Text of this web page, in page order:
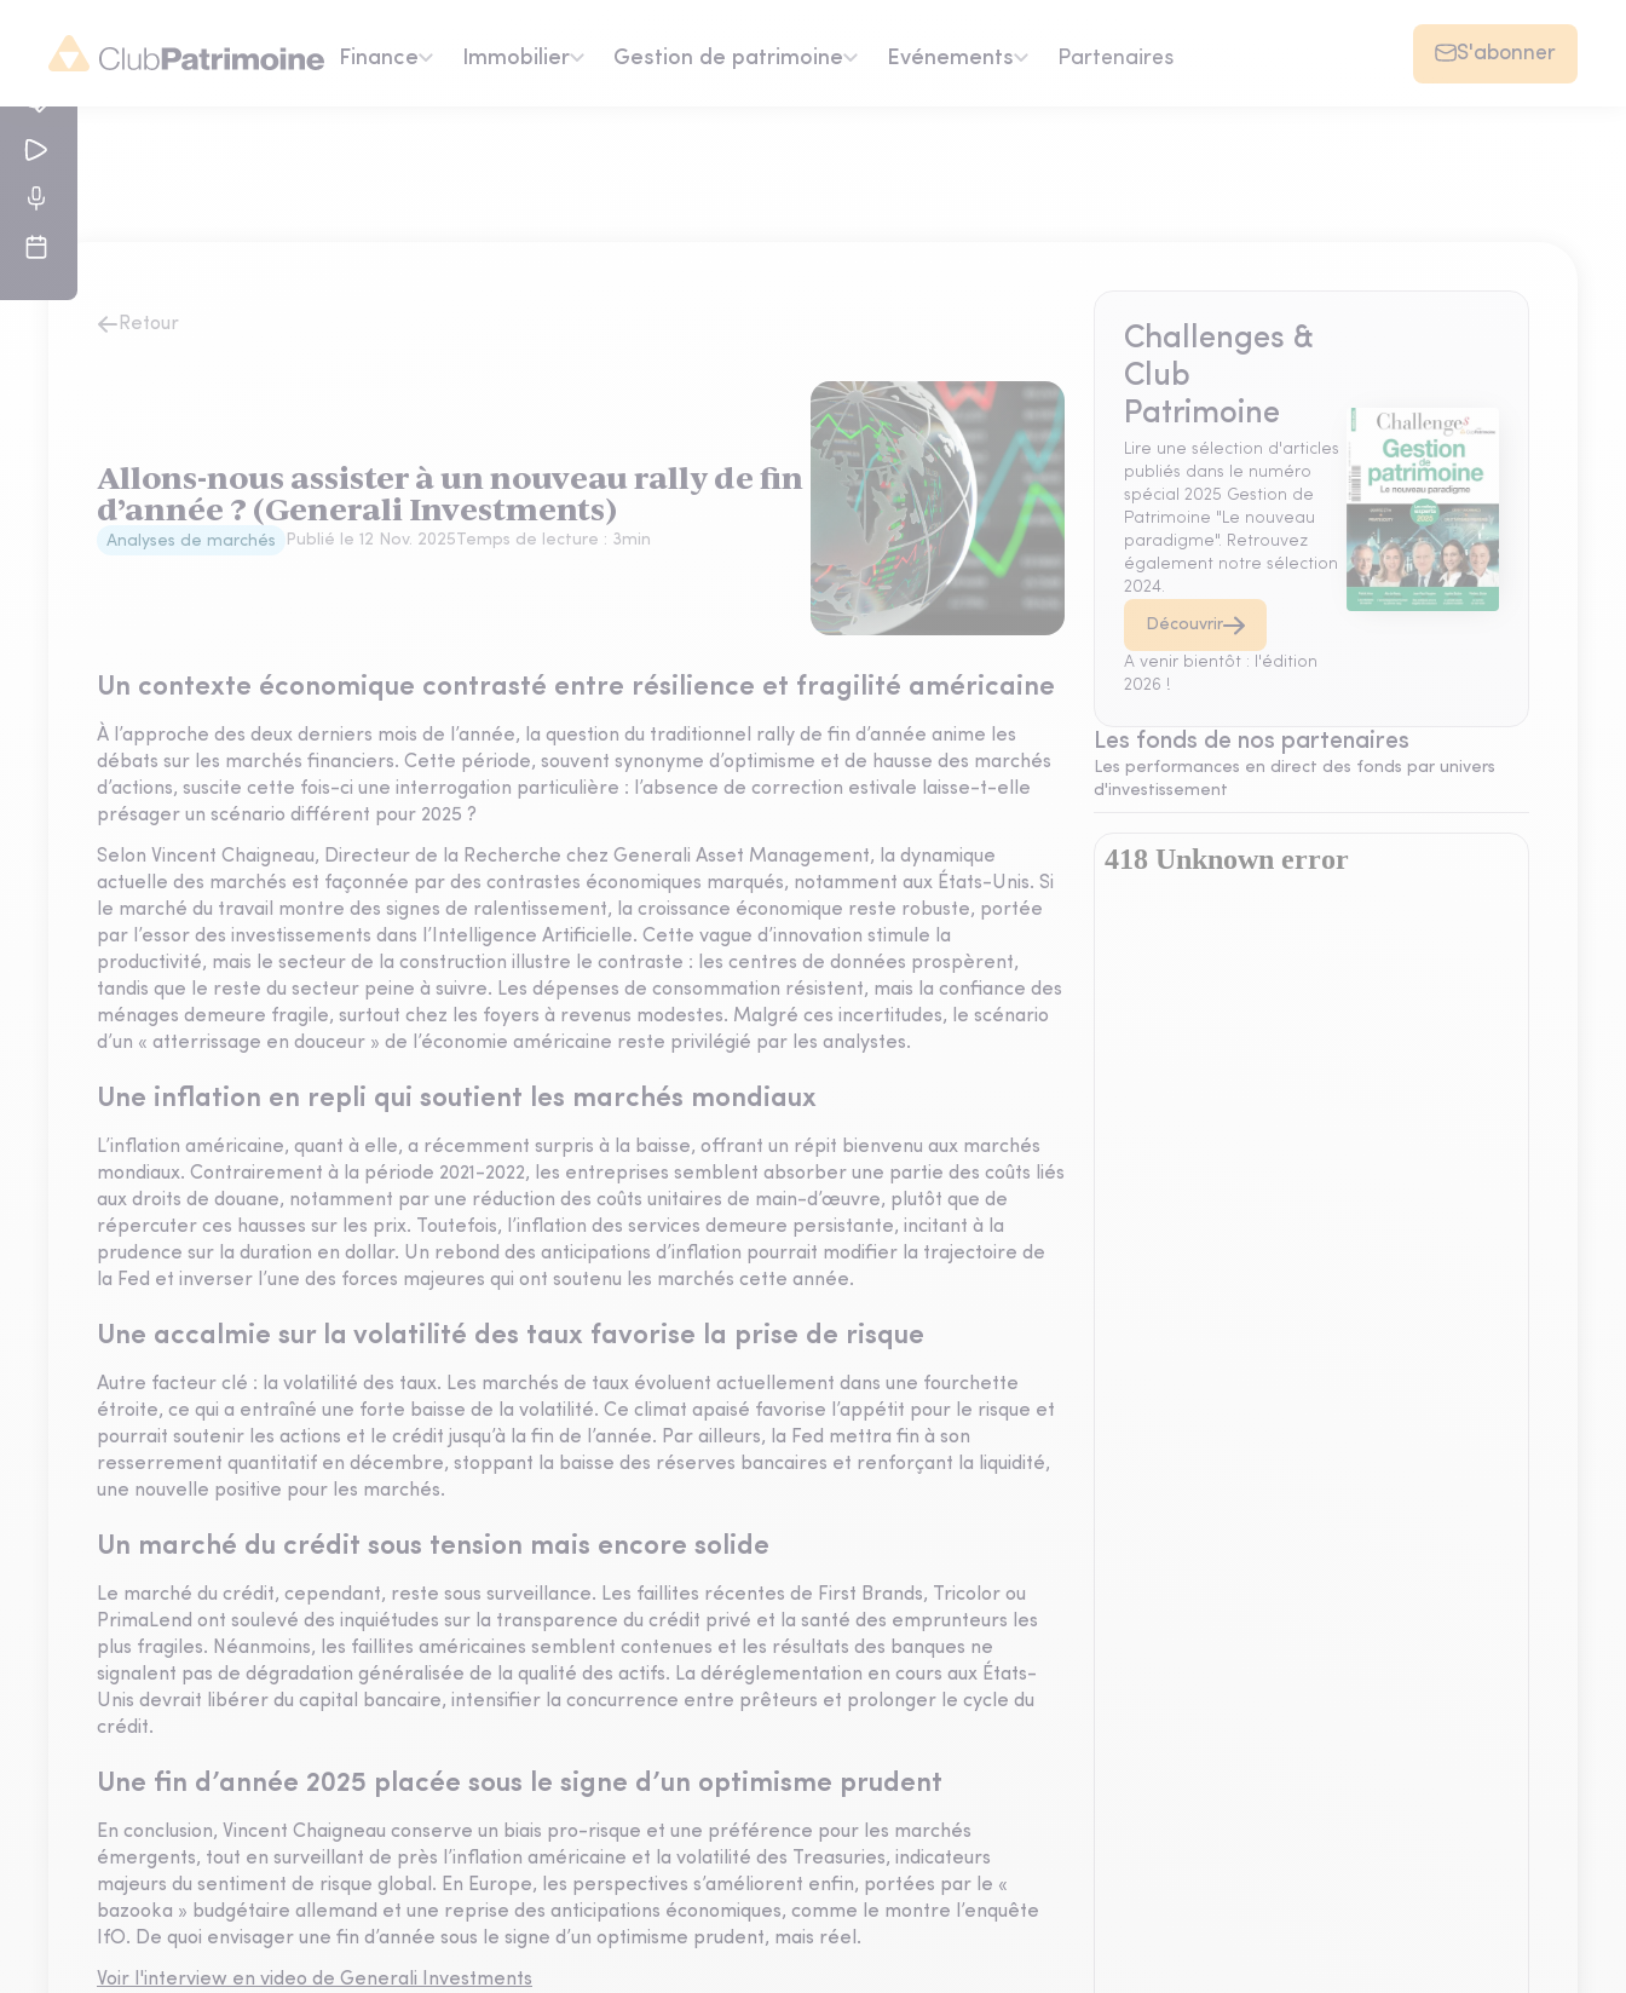
Finance Immobilier Gestion de patrimoine Evénements Partenaires S'abonner
Retour
Allons-nous assister à un nouveau rally de fin
d’année ? (Generali Investments)
Analyses de marchés Publié le 12 Nov. 2025Temps de lecture : 3min
Un contexte économique contrasté entre résilience et fragilité américaine
À l’approche des deux derniers mois de l’année, la question du traditionnel rally de fin d’année anime les
débats sur les marchés financiers. Cette période, souvent synonyme d’optimisme et de hausse des marchés
d’actions, suscite cette fois-ci une interrogation particulière : l’absence de correction estivale laisse-t-elle
présager un scénario différent pour 2025 ?
Selon Vincent Chaigneau, Directeur de la Recherche chez Generali Asset Management, la dynamique
actuelle des marchés est façonnée par des contrastes économiques marqués, notamment aux États-Unis. Si
le marché du travail montre des signes de ralentissement, la croissance économique reste robuste, portée
par l’essor des investissements dans l’Intelligence Artificielle. Cette vague d’innovation stimule la
productivité, mais le secteur de la construction illustre le contraste : les centres de données prospèrent,
tandis que le reste du secteur peine à suivre. Les dépenses de consommation résistent, mais la confiance des
ménages demeure fragile, surtout chez les foyers à revenus modestes. Malgré ces incertitudes, le scénario
d’un « atterrissage en douceur » de l’économie américaine reste privilégié par les analystes.
Une inflation en repli qui soutient les marchés mondiaux
L’inflation américaine, quant à elle, a récemment surpris à la baisse, offrant un répit bienvenu aux marchés
mondiaux. Contrairement à la période 2021-2022, les entreprises semblent absorber une partie des coûts liés
aux droits de douane, notamment par une réduction des coûts unitaires de main-d’œuvre, plutôt que de
répercuter ces hausses sur les prix. Toutefois, l’inflation des services demeure persistante, incitant à la
prudence sur la duration en dollar. Un rebond des anticipations d’inflation pourrait modifier la trajectoire de
la Fed et inverser l’une des forces majeures qui ont soutenu les marchés cette année.
Une accalmie sur la volatilité des taux favorise la prise de risque
Autre facteur clé : la volatilité des taux. Les marchés de taux évoluent actuellement dans une fourchette
étroite, ce qui a entraîné une forte baisse de la volatilité. Ce climat apaisé favorise l’appétit pour le risque et
pourrait soutenir les actions et le crédit jusqu’à la fin de l’année. Par ailleurs, la Fed mettra fin à son
resserrement quantitatif en décembre, stoppant la baisse des réserves bancaires et renforçant la liquidité,
une nouvelle positive pour les marchés.
Un marché du crédit sous tension mais encore solide
Le marché du crédit, cependant, reste sous surveillance. Les faillites récentes de First Brands, Tricolor ou
PrimaLend ont soulevé des inquiétudes sur la transparence du crédit privé et la santé des emprunteurs les
plus fragiles. Néanmoins, les faillites américaines semblent contenues et les résultats des banques ne
signalent pas de dégradation généralisée de la qualité des actifs. La déréglementation en cours aux États-
Unis devrait libérer du capital bancaire, intensifier la concurrence entre prêteurs et prolonger le cycle du
crédit.
Une fin d’année 2025 placée sous le signe d’un optimisme prudent
En conclusion, Vincent Chaigneau conserve un biais pro-risque et une préférence pour les marchés
émergents, tout en surveillant de près l’inflation américaine et la volatilité des Treasuries, indicateurs
majeurs du sentiment de risque global. En Europe, les perspectives s’améliorent enfin, portées par le «
bazooka » budgétaire allemand et une reprise des anticipations économiques, comme le montre l’enquête
IfO. De quoi envisager une fin d’année sous le signe d’un optimisme prudent, mais réel.
Voir l'interview en video de Generali Investments
Challenges &
Club
Patrimoine
Lire une sélection d'articles
publiés dans le numéro
spécial 2025 Gestion de
Patrimoine "Le nouveau
paradigme". Retrouvez
également notre sélection
2024.
Découvrir
A venir bientôt : l'édition
2026 !
Les fonds de nos partenaires
Les performances en direct des fonds par univers
d'investissement